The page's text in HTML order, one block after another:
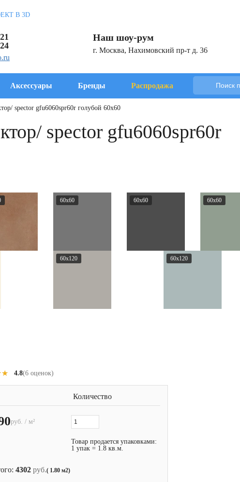
В 3D
Наш шоу-рум
г. Москва, Нахимовский пр-т д. 36
Аксессуары Бренды Распродажа
spector gfu6060spr60r голубой 60x60
spector gfu6060spr60r
60x60 60x60 60x60
60x120 60x120
4.8(6 оценок)
Количество
руб. / м²
Товар продается упаковками:
1 упак = 1.8 кв.м.
4302 руб.( 1.80 м2)